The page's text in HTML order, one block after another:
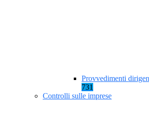
Provvedimenti
731
Controlli sulle imprese